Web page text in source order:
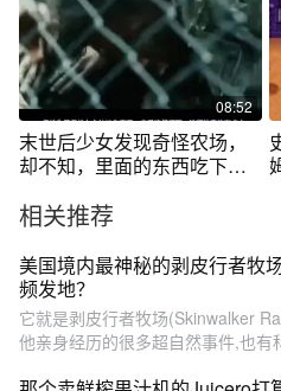
08:52
末世后少女发现奇怪农场，
却不知，里面的东西吃下后
相关推荐
美国境内最神秘的剥皮行者牧
频发地？
它就是剥皮行者牧场(Skinwalker
他亲身经历的很多超自然事件,也有